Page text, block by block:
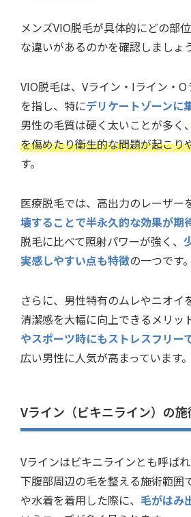
メンズVIO脱毛が具体的にどの部
な違いがあるのかを確認しましょう
VIO脱毛は、Vライン・Iライン・
を指し、特にデリケートゾーンに
男性の毛質は硬く太いことが多く、
を傷めたり衛生的な問題が起こり
す。
医療脱毛では、高出力のレーザー
壊することで半永久的な効果が期
脱毛に比べて照射パワーが強く、
実感しやすい点も特徴の一つです。
さらに、男性特有のムレやニオイ
清潔感を大幅に向上できるメリッ
やスポーツ時にもストレスフリー
広い男性に人気が高まっています。
Vライン（ビキニライン）の施
Vラインはビキニラインとも呼ば
下腹部周辺の毛を整える施術範囲
や水着を着用した際に、 毛がはみ